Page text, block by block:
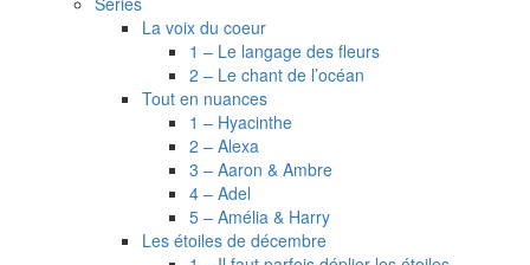
La voix du coeur
1 – Le langage des fleurs
2 – Le chant de l’océan
Tout en nuances
1 – Hyacinthe
2 – Alexa
3 – Aaron & Ambre
4 – Adel
5 – Amélia & Harry
Les étoiles de décembre